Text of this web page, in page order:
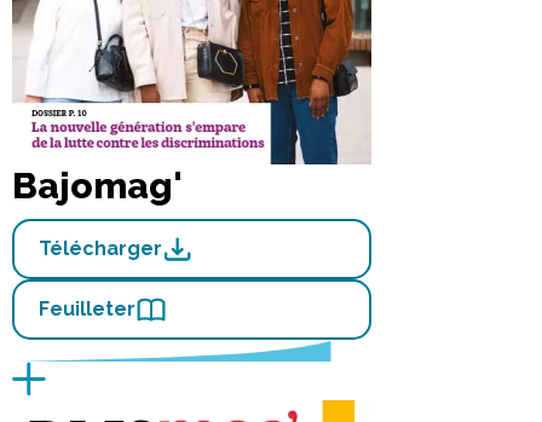
Bajomag'
Télécharger
Feuilleter